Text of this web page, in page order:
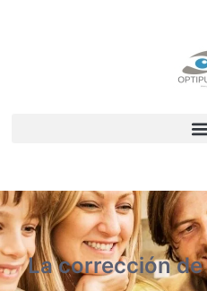
La corrección